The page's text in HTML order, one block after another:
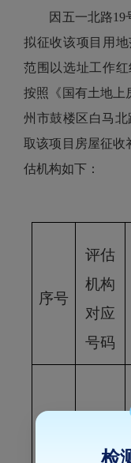
因五一北路
拟征收该项目用
范围以选址工作红
按照《国有土地上
州市鼓楼区白马
取该项目房屋征收
估机构如下：
序号
评估
机构
对应
号码
检